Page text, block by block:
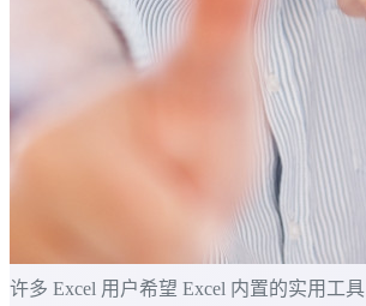
许多 Excel 用户希望 Excel 内置的实用工具